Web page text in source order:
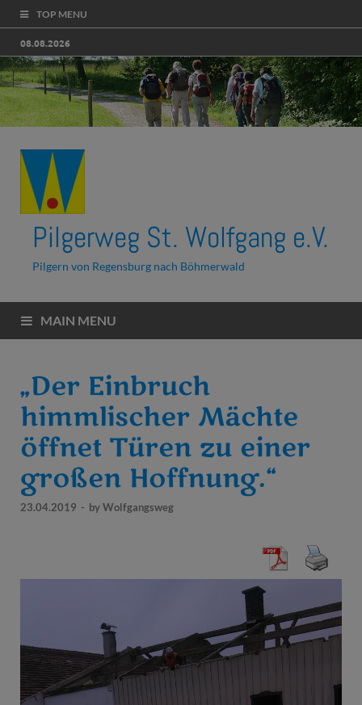
TOP MENU
08.08.2026
Pilgerweg St. Wolfgang e.V.
Pilgern von Regensburg nach Böhmerwald
MAIN MENU
„Der Einbruch
himmlischer Mächte
öffnet Türen zu einer
großen Hoffnung.“
23.04.2019 - byWolfgangsweg